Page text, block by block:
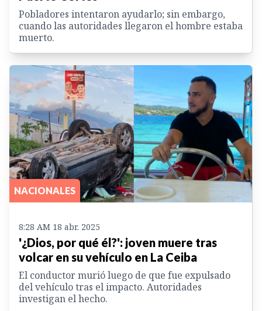
Pobladores intentaron ayudarlo; sin embargo,
cuando las autoridades llegaron el hombre estaba
muerto.
NACIONALES
8:28 AM 18 abr. 2025
'¿Dios, por qué él?': joven muere tras
volcar en su vehículo en La Ceiba
El conductor murió luego de que fue expulsado
del vehículo tras el impacto. Autoridades
investigan el hecho.